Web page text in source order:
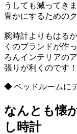
うしても減ってき
豊かにするための
腕時計よりもはる
くのブランドが作
ろんインテリアの
張りが利くのです！
◆ ベッドルームに
なんとも懐
し時計